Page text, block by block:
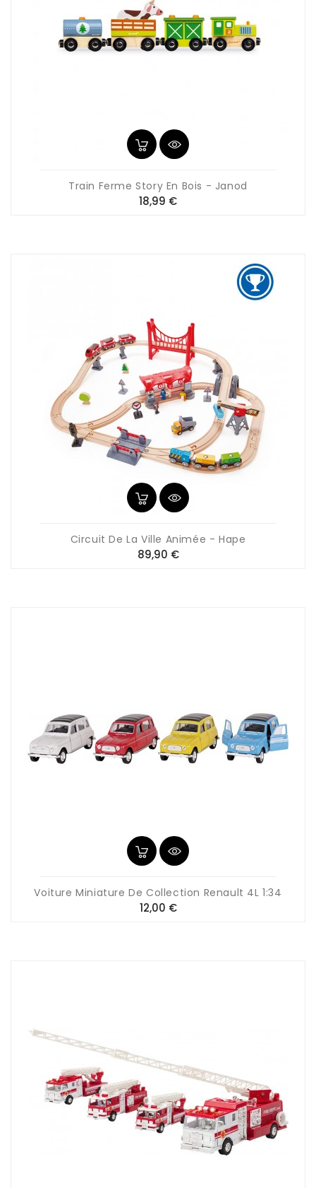
Train Ferme Story En Bois - Janod
18,99 €Prix
Circuit De La Ville Animée - Hape
89,90 €Prix
Voiture Miniature De Collection Renault 4L 1:34
12,00 €Prix